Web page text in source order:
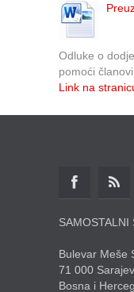
Odluke o
pomoći
Link na
SAMOSTALNI
Bulevar Meše
71 000
Bosna i